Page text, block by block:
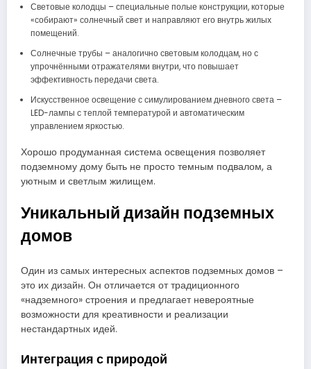
Световые колодцы – специальные полые конструкции, которые
«собирают» солнечный свет и направляют его внутрь жилых
помещений.
Солнечные трубы – аналогично световым колодцам, но с
упрочнёнными отражателями внутри, что повышает
эффективность передачи света.
Искусственное освещение с симулированием дневного света –
LED-лампы с теплой температурой и автоматическим
управлением яркостью.
Хорошо продуманная система освещения позволяет
подземному дому быть не просто темным подвалом, а
уютным и светлым жилищем.
Уникальный дизайн подземных
домов
Один из самых интересных аспектов подземных домов –
это их дизайн. Он отличается от традиционного
«надземного» строения и предлагает невероятные
возможности для креативности и реализации
нестандартных идей.
Интеграция с природой